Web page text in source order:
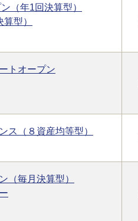
（年1回決算型）
型）
トオープン
（８資産均等型）
（毎月決算型）